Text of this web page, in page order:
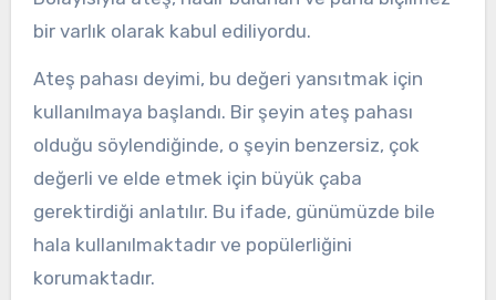
bir varlık olarak kabul ediliyordu.
Ateş pahası deyimi, bu değeri yansıtmak için
kullanılmaya başlandı. Bir şeyin ateş pahası
olduğu söylendiğinde, o şeyin benzersiz, çok
değerli ve elde etmek için büyük çaba
gerektirdiği anlatılır. Bu ifade, günümüzde bile
hala kullanılmaktadır ve popülerliğini
korumaktadır.